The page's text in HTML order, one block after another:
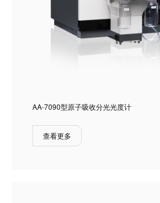
AA-7090型原子吸收分光光度计
查看更多